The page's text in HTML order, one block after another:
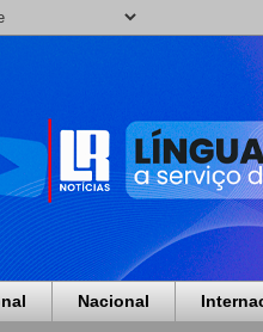
Nacional